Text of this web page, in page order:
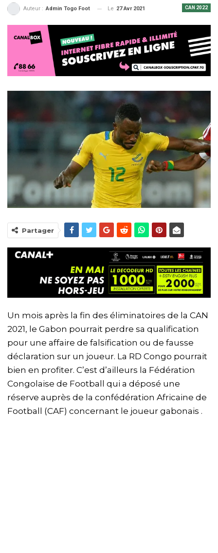
CAN 2022
Auteur : Admin Togo Foot Le 27 Avr 2021
Partager
Un mois après la fin des éliminatoires de la CAN
2021, le Gabon pourrait perdre sa qualification
pour une affaire de falsification ou de fausse
déclaration sur un joueur. La RD Congo pourrait
bien en profiter. C’est d’ailleurs la Fédération
Congolaise de Football qui a déposé une
réserve auprès de la confédération Africaine de
Football (CAF) concernant le joueur gabonais .